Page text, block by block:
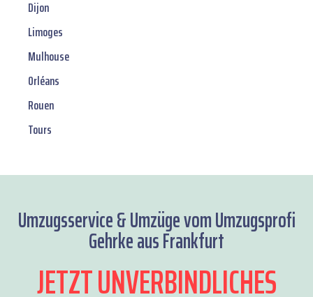
Dijon
Limoges
Mulhouse
Orléans
Rouen
Tours
Umzugsservice & Umzüge vom Umzugsprofi
Gehrke aus Frankfurt
JETZT UNVERBINDLICHES